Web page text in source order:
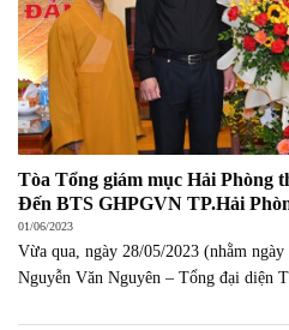
Tòa Tổng giám mục Hải Phòng
Đến BTS GHPGVN TP.Hải
01/06/2023
Vừa qua, ngày 28/05/2023 (nhằm
Nguyễn Văn Nguyên – Tổng đại diện